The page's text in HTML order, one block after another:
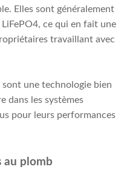
Elles sont généralement
ce qui en fait une
travaillant avec
sont une technologie bien
dans les systèmes
pour leurs performances
au plomb